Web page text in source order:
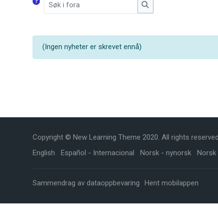
Søk i fora
Søk i fora
(Ingen nyheter er skrevet ennå)
Copyright © New Learning Theme 2020. All rights reserved.
English
Español - Internacional Norsk - nynorsk Norsk
Sammendrag av dataoppbevaring Hent mobilappen